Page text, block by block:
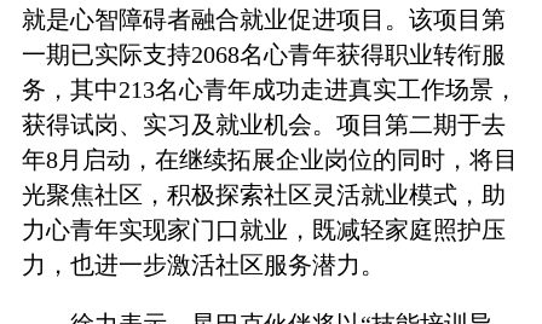
就是心智障碍者融合就业促进项目。该项目第
一期已实际支持2068名心青年获得职业转衔服
务，其中213名心青年成功走进真实工作场景，
获得试岗、实习及就业机会。项目第二期于去
年8月启动，在继续拓展企业岗位的同时，将目
光聚焦社区，积极探索社区灵活就业模式，助
力心青年实现家门口就业，既减轻家庭照护压
力，也进一步激活社区服务潜力。